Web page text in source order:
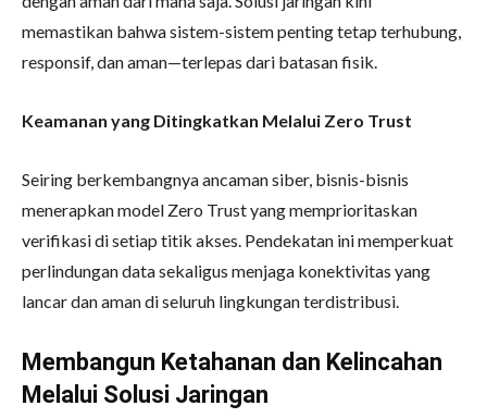
memastikan bahwa sistem-sistem penting tetap terhubung,
responsif, dan aman—terlepas dari batasan fisik.
Keamanan yang Ditingkatkan Melalui Zero Trust
Seiring berkembangnya ancaman siber, bisnis-bisnis
menerapkan model Zero Trust yang memprioritaskan
verifikasi di setiap titik akses. Pendekatan ini memperkuat
perlindungan data sekaligus menjaga konektivitas yang
lancar dan aman di seluruh lingkungan terdistribusi.
Membangun Ketahanan dan Kelincahan
Melalui Solusi Jaringan